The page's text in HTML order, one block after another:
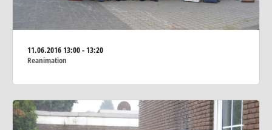
11.06.201613:00 - 13:20
Reanimation